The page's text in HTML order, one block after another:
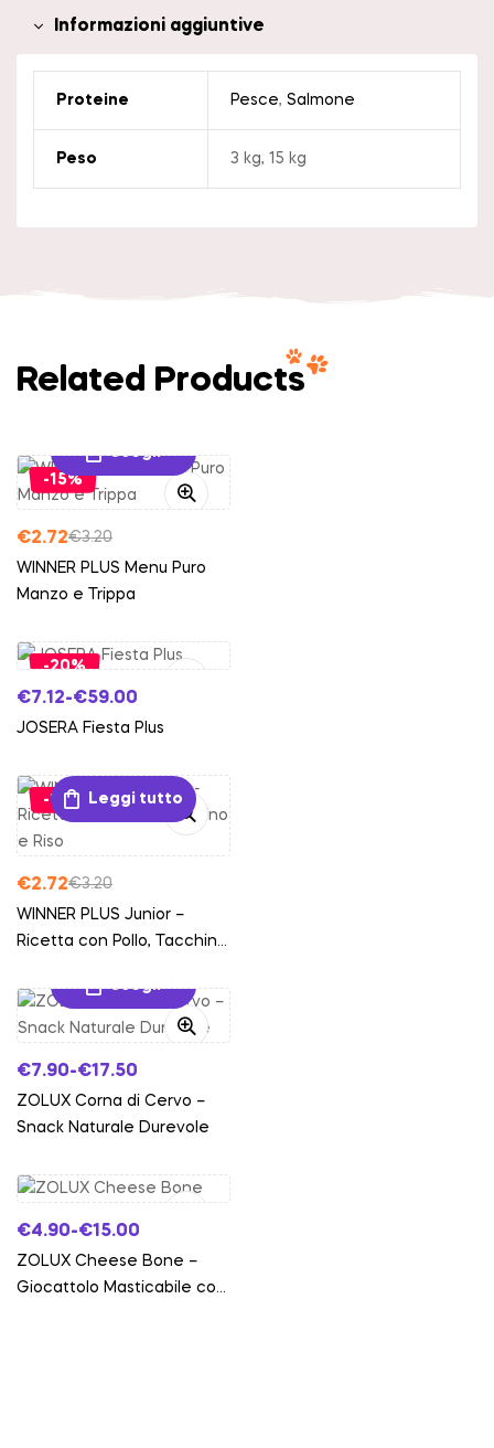
Informazioni aggiuntive
Proteine Pesce, Salmone
Peso 3 kg, 15 kg
Related Products
-15%
Scegli
€3.20
€2.72
WINNER PLUS Menu Puro
Manzo e Trippa
-20%
€7.12-€59.00
JOSERA Fiesta Plus
-15% Leggi tutto
€3.20
€2.72
WINNER PLUS Junior –
Ricetta con Pollo, Tacchino
Scegli
€7.90-€17.50
ZOLUX Corna di Cervo –
Snack Naturale Durevole
€4.90-€15.00
ZOLUX Cheese Bone –
Giocattolo Masticabile con